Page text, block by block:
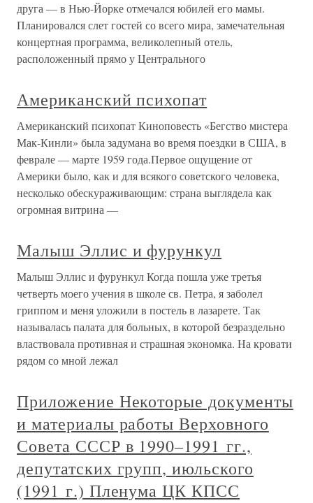
друга — в Нью-Йорке отмечался юбилей его мамы.
Планировался слет гостей со всего мира, замечательная
концертная программа, великолепный отель,
расположенный прямо у Центрального
Американский психопат
Американский психопат Киноповесть «Бегство мистера
Мак-Кинли» была задумана во время поездки в США, в
феврале — марте 1959 года.Первое ощущение от
Америки было, как и для всякого советского человека,
несколько обескураживающим: страна выглядела как
огромная витрина —
Малыш Эллис и фурункул
Малыш Эллис и фурункул Когда пошла уже третья
четверть моего учения в школе св. Петра, я заболел
гриппом и меня уложили в постель в лазарете. Так
называлась палата для больных, в которой безраздельно
властвовала противная и страшная экономка. На кровати
рядом со мной лежал
Приложение Некоторые документы
и материалы работы Верховного
Совета СССР в 1990–1991 гг.,
депутатских групп, июльского
(1991 г.) Пленума ЦК КПСС